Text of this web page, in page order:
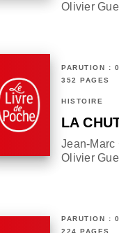
Olivier
PARUTION :
352 PAGES
HISTOIRE
LA
Jean-Marc
Olivier
PARUTION :